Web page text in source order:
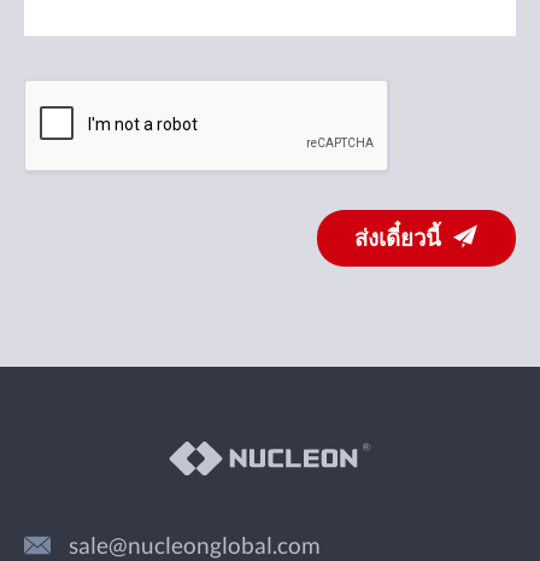
ส่งเดี๋ยวนี้
sale@nucleonglobal.com